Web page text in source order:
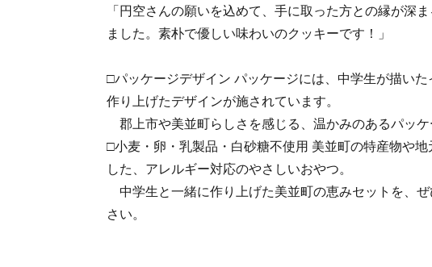
「円空さんの願いを込めて、手に取った方との縁が深
ました。素朴で優しい味わいのクッキーです！」
□パッケージデザイン パッケージには、中学生が描いた
作り上げたデザインが施されています。
郡上市や美並町らしさを感じる、温かみのあるパッケ
□小麦・卵・乳製品・白砂糖不使用 美並町の特産物や
した、アレルギー対応のやさしいおやつ。
中学生と一緒に作り上げた美並町の恵みセットを、
さい。